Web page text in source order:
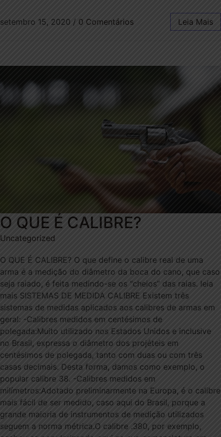
setembro 15, 2020 / 0 Comentários Leia Mais
O QUE É CALIBRE?
Uncategorized
O QUE É CALIBRE? O que define o calibre real de uma
arma é a medição do diâmetro da boca do cano, que caso
seja raiado, é feita medindo-se os “cheios” das raias. leia
mais SISTEMAS DE MEDIDA CALIBRE Existem três
sistemas de medidas aplicados aos calibres de armas em
geral: -Calibres medidos em centésimos de
polegada:Muito utilizado nos Estados Unidos e inclusive
no Brasil, expressa o diâmetro dos projéteis em
centésimos de polegada, tanto com duas ou com três
casas decimais. Desta forma, damos como exemplo, o
popular calibre 38. -Calibres medidos em
milímetros:Adotado preliminarmente na Europa, é o calibre
mais fácil de ser medido, caso aqui do Brasil, porque a
grande maioria de instrumentos de medição utilizados
seguem a norma métrica.O calibre .380, por exemplo,